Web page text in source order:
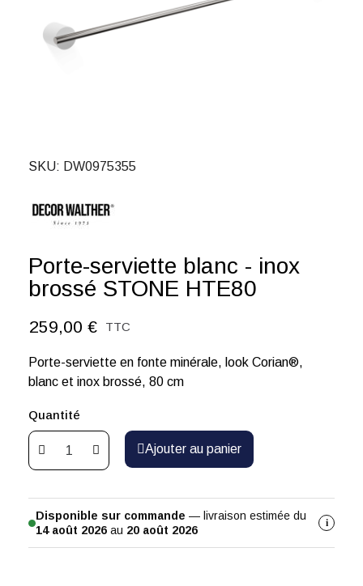
SKU DW0975355
Porte-serviette blanc - inox
brossé STONE HTE80
259,00 € TTC
Porte-serviette en fonte minérale, look Corian®,
blanc et inox brossé, 80 cm
Quantité
Ajouter au panier
Disponible sur commande — livraison estimée du
14 août 2026 au 20 août 2026
i